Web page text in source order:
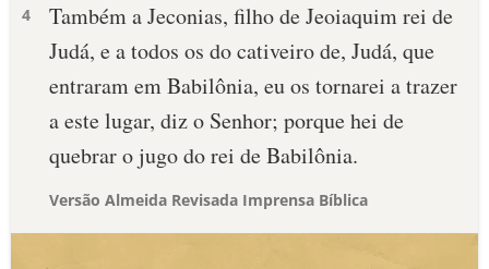
4
Também a Jeconias, filho de Jeoiaquim rei de
Judá, e a todos os do cativeiro de, Judá, que
entraram em Babilônia, eu os tornarei a trazer
a este lugar, diz o Senhor; porque hei de
quebrar o jugo do rei de Babilônia.
Versão Almeida Revisada Imprensa Bíblica